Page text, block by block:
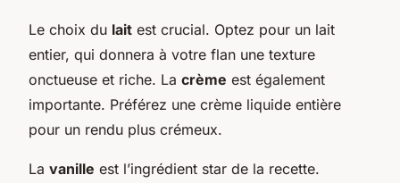
Le choix du lait est crucial. Optez pour un lait
entier, qui donnera à votre flan une texture
onctueuse et riche. La crème est également
importante. Préférez une crème liquide entière
pour un rendu plus crémeux.
La vanille est l’ingrédient star de la recette.